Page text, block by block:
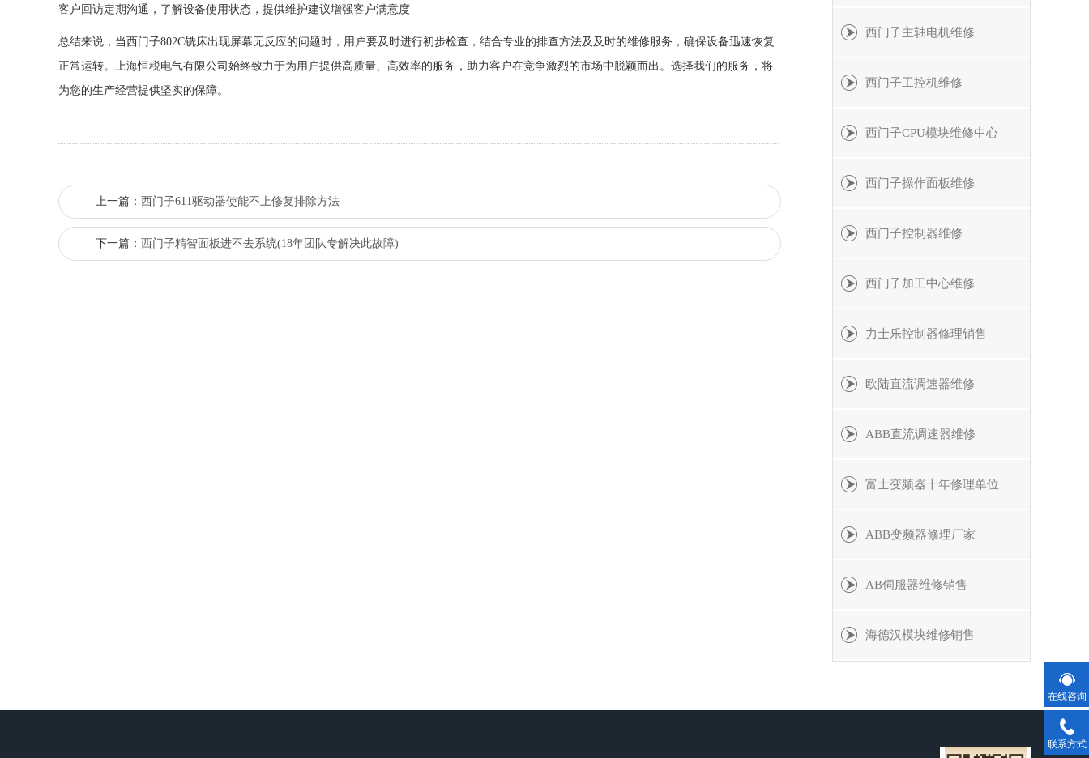
客户回访定期沟通，了解设备使用状态，提供维护建议增强客户满意度
总结来说，当西门子802C铣床出现屏幕无反应的问题时，用户要及时进行初步检查，结合专业的排查方法及及时的维修服务，确保设备迅速恢复
正常运转。上海恒税电气有限公司始终致力于为用户提供高质量、高效率的服务，助力客户在竞争激烈的市场中脱颖而出。选择我们的服务，将
为您的生产经营提供坚实的保障。
上一篇： 西门子611驱动器使能不上修复排除方法
下一篇： 西门子精智面板进不去系统(18年团队专解决此故障)
西门子主轴电机维修
西门子工控机维修
西门子CPU模块维修中心
西门子操作面板维修
西门子控制器维修
西门子加工中心维修
力士乐控制器修理销售
欧陆直流调速器维修
ABB直流调速器维修
富士变频器十年修理单位
ABB变频器修理厂家
AB伺服器维修销售
海德汉模块维修销售
在线咨询
联系方式